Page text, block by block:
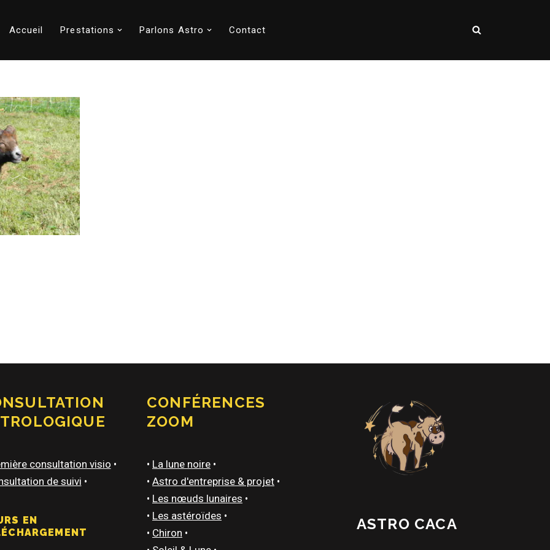
Accueil Prestations Parlons Astro Contact
consultation visio •
de suivi •
EN
CONFÉRENCES
ZOOM
• La lune noire •
• Astro d'entreprise & projet •
• Les nœuds lunaires •
• Les astéroïdes •
• Chiron •
ASTRO CACA